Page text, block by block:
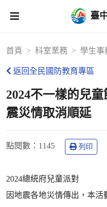
臺
首頁 科室業務 學生事
返回全民國防教育專區
2024不一樣的兒
震災情取消順延
點閱數 ：1145 列印
2024總統府兒童派對
因地震各地災情傳出，本